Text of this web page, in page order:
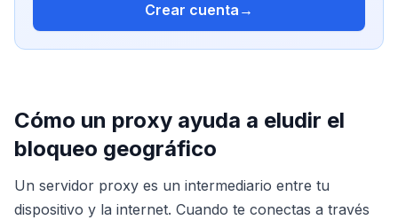
Crear cuenta →
Cómo un proxy ayuda a eludir el
bloqueo geográfico
Un servidor proxy es un intermediario entre tu
dispositivo y la internet. Cuando te conectas a través